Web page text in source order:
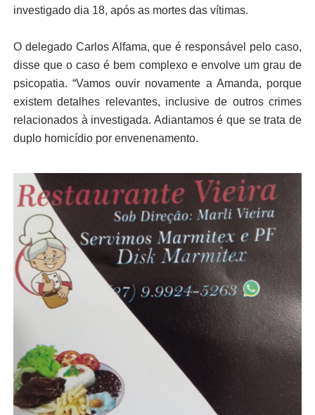
investigado dia 18, após as mortes das vítimas.
O delegado Carlos Alfama, que é responsável pelo caso,
disse que o caso é bem complexo e envolve um grau de
psicopatia. “Vamos ouvir novamente a Amanda, porque
existem detalhes relevantes, inclusive de outros crimes
relacionados à investigada. Adiantamos é que se trata de
duplo homicídio por envenenamento.